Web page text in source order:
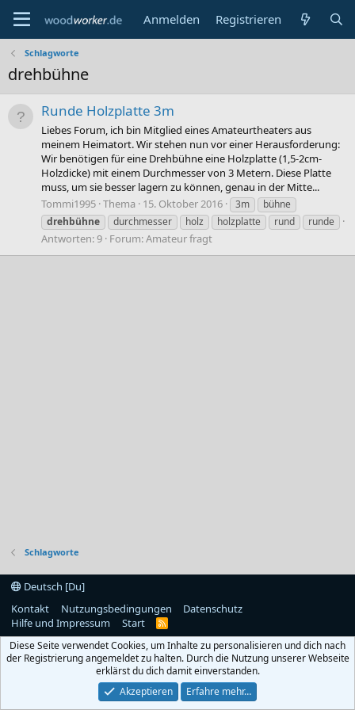
Anmelden Registrieren
Schlagworte
drehbühne
Runde Holzplatte 3m
Liebes Forum, ich bin Mitglied eines Amateurtheaters aus
meinem Heimatort. Wir stehen nun vor einer Herausforderung:
Wir benötigen für eine Drehbühne eine Holzplatte (1,5-2cm-
Holzdicke) mit einem Durchmesser von 3 Metern. Diese Platte
muss, um sie besser lagern zu können, genau in der Mitte...
Tommi1995 Thema 15. Oktober 2016 3m
bühne
drehbühne
durchmesser holz holzplatte rund runde
Antworten: 9 Forum:Amateur fragt
Schlagworte
Deutsch [Du]
Kontakt
Nutzungsbedingungen
Datenschutz
Hilfe und Impressum
Start
R
S
Diese Seite verwendet Cookies, um Inhalte zu personalisieren und dich nach
der Registrierung angemeldet zu halten. Durch die Nutzung unserer Webseite
erklärst du dich damit einverstanden.
Akzeptieren
Erfahre mehr…